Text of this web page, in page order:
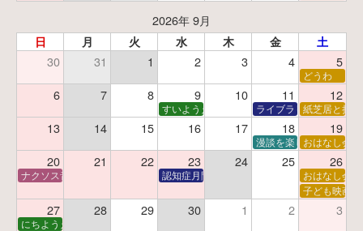
2026年 9月
日 月 火 水 木 金 土
30 31 1 2 3 4 5
どうわ
6 7 8 9 10 11 12
すいようえほん ライブラリーシアター
紙芝居と折
13 14 15 16 17 18 19
漫談を楽しむ会 ～漫談
おはなし会
20 21 22 23 24 25 26
ナクソス音楽会 第6回 宇宙を感じるクラシック認知症月間 特別映画会「調査屋マオさんの恋
おはなし会
子ども映画会
27 28 29 30 1 2 3
にちようえほん